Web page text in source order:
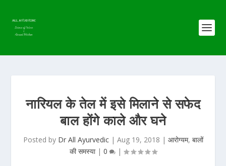
नारियल के तेल में इसे मिलाने से सफेद
बाल होंगे काले और घने
Posted by Dr All Ayurvedic| Aug 19, 2018 | आरोग्यम, बालों
की समस्या| 0 |